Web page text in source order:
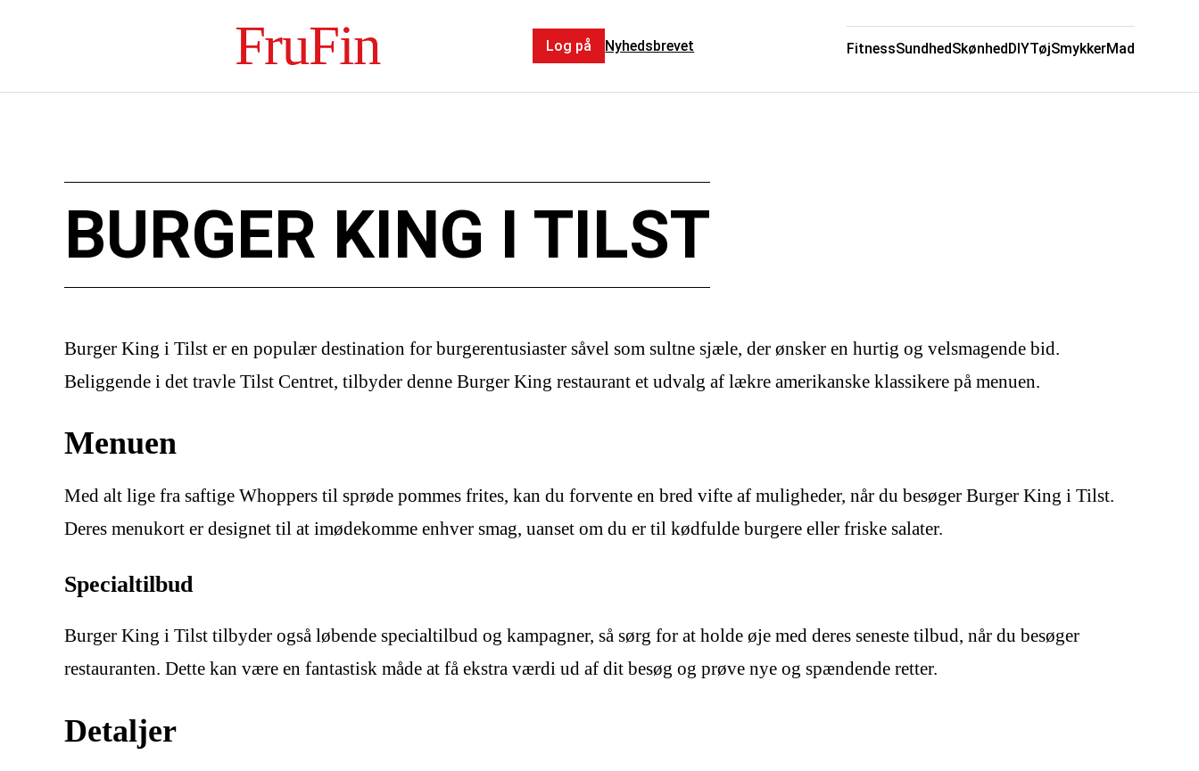
FruFin FitnessSundhedSkønhedDIYTøjSmykkerMad
Log på Nyhedsbrevet
BURGER KING I TILST
Burger King i Tilst er en populær destination for burgerentusiaster såvel som sultne sjæle, der ønsker en hurtig og velsmagende bid.
Beliggende i det travle Tilst Centret, tilbyder denne Burger King restaurant et udvalg af lækre amerikanske klassikere på menuen.
Menuen
Med alt lige fra saftige Whoppers til sprøde pommes frites, kan du forvente en bred vifte af muligheder, når du besøger Burger King i Tilst.
Deres menukort er designet til at imødekomme enhver smag, uanset om du er til kødfulde burgere eller friske salater.
Specialtilbud
Burger King i Tilst tilbyder også løbende specialtilbud og kampagner, så sørg for at holde øje med deres seneste tilbud, når du besøger
restauranten. Dette kan være en fantastisk måde at få ekstra værdi ud af dit besøg og prøve nye og spændende retter.
Detaljer